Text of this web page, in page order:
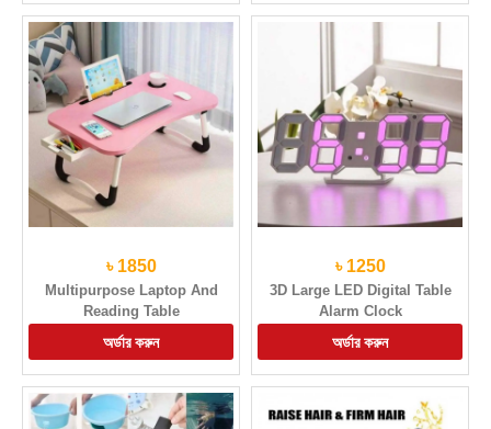
৳ 1850
Multipurpose Laptop And
Reading Table
৳ 1250
3D Large LED Digital Table
Alarm Clock